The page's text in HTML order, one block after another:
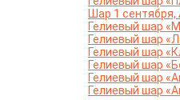
Шар 1 сентября,
Гелиевый шар
Гелиевый шар
Гелиевый шар
Гелиевый шар
Гелиевый шар
Гелиевый шар